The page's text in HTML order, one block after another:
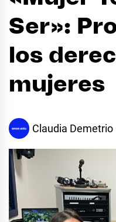
Ser»:
los
mujeres
Claudia Demetrio